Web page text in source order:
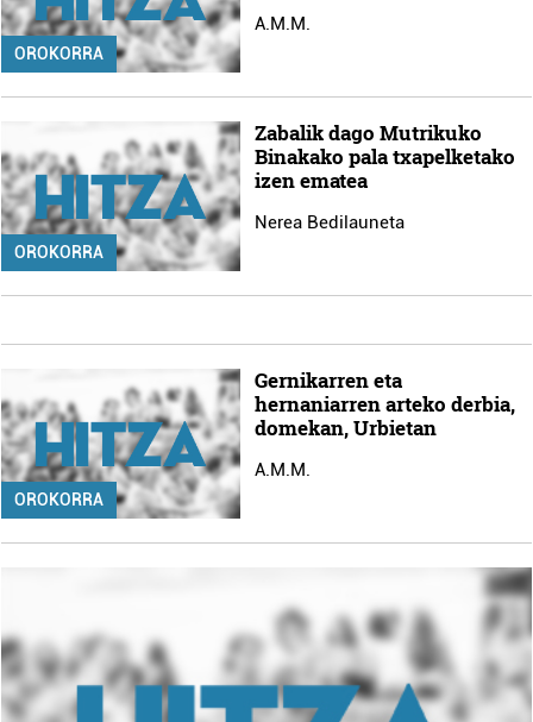
OROKORRA
A.M.M.
OROKORRA
Zabalik dago Mutrikuko
Binakako pala txapelketako
izen ematea
Nerea Bedilauneta
OROKORRA
Gernikarren eta
hernaniarren arteko derbia,
domekan, Urbietan
A.M.M.